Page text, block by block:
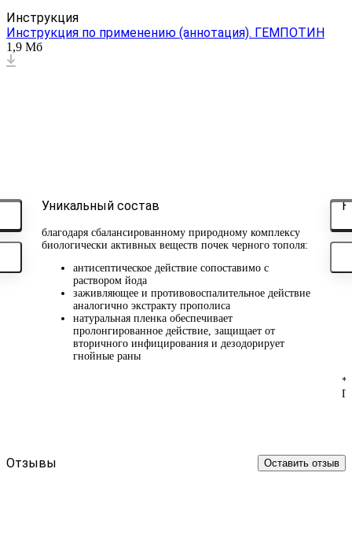
Инструкция
Инструкция по применению (аннотация). ГЕМПОТИН
1,9 Мб
Уникальный состав
благодаря сбалансированному природному комплексу
биологически активных веществ почек черного тополя:
антисептическое действие сопоставимо с
раствором йода
заживляющее и противовоспалительное действие
аналогично экстракту прополиса
натуральная пленка обеспечивает
пролонгированное действие, защищает от
вторичного инфицирования и дезодорирует
гнойные раны
Отзывы Оставить отзыв